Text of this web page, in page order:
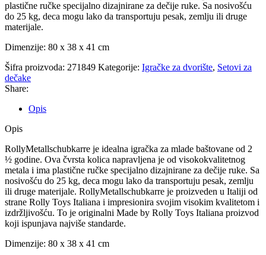
plastične ručke specijalno dizajnirane za dečije ruke. Sa nosivošću
do 25 kg, deca mogu lako da transportuju pesak, zemlju ili druge
materijale.
Dimenzije: 80 x 38 x 41 cm
Šifra proizvoda: 271849 Kategorije: Igračke za dvorište, Setovi za
dečake
Share:
Opis
Opis
RollyMetallschubkarre je idealna igračka za mlade baštovane od 2
½ godine. Ova čvrsta kolica napravljena je od visokokvalitetnog
metala i ima plastične ručke specijalno dizajnirane za dečije ruke. Sa
nosivošću do 25 kg, deca mogu lako da transportuju pesak, zemlju
ili druge materijale. RollyMetallschubkarre je proizveden u Italiji od
strane Rolly Toys Italiana i impresionira svojim visokim kvalitetom i
izdržljivošću. To je originalni Made by Rolly Toys Italiana proizvod
koji ispunjava najviše standarde.
Dimenzije: 80 x 38 x 41 cm